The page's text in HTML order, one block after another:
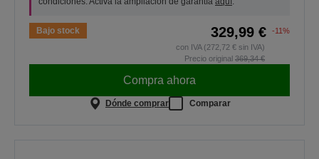
Bajo stock 329,99 €
-11%
con IVA (272,72 € sin IVA)
Precio original 369,34 €
Compra ahora
Dónde comprar Comparar